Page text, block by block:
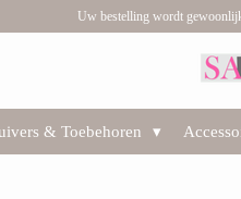
Uw bestelling wordt
& Toebehoren